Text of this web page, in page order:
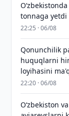
tonnaga yetdi
22:25 · 06/08
Qonunchilik
huquqlarni
loyihasini
22:20 · 06/08
Oʻzbekiston